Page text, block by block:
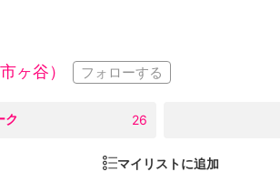
ヶ谷） フォローする
ク 26
マイリストに追加